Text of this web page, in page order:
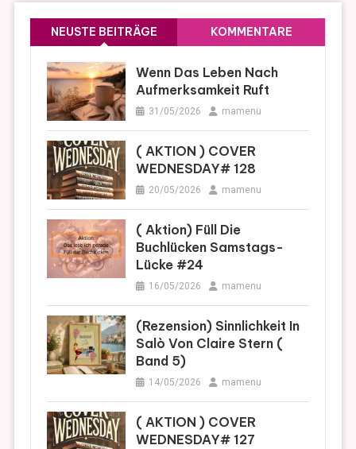
NEUSTE BEITRÄGE KOMMENTARE
Wenn Das Leben Nach
Aufmerksamkeit Ruft
31/05/2026 mamenu
( AKTION ) COVER
WEDNESDAY# 128
20/05/2026 mamenu
( Aktion) Füll Die
Buchlücken Samstags-
Lücke #24
16/05/2026 mamenu
(Rezension) Sinnlichkeit In
Salò Von Claire Stern (
Band 5)
14/05/2026 mamenu
( AKTION ) COVER
WEDNESDAY# 127